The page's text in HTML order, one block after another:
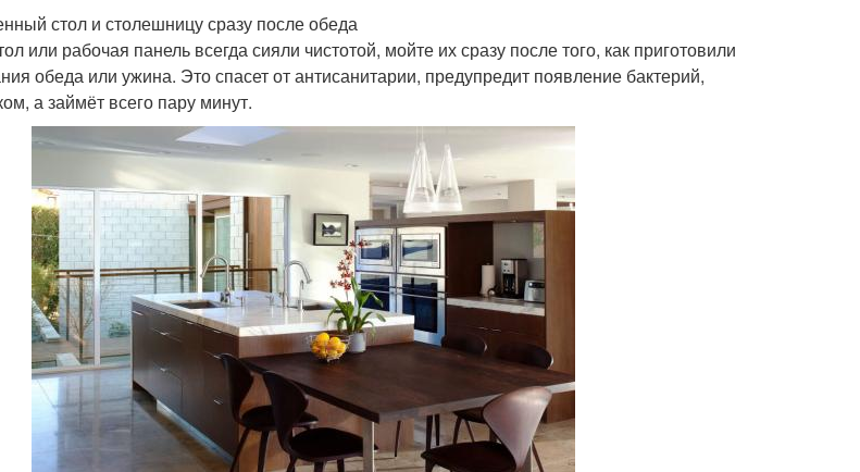
стол и столешницу сразу после обеда
или рабочая панель всегда сияли чистотой, мойте их сразу после того, как приготовили
обеда или ужина. Это спасет от антисанитарии, предупредит появление бактерий,
а займёт всего пару минут.